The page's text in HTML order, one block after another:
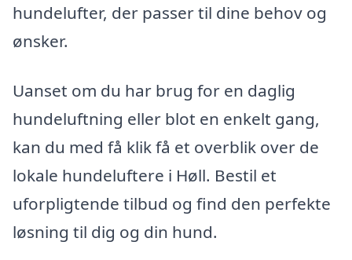
hundelufter, der passer til dine behov og
ønsker.
Uanset om du har brug for en daglig
hundeluftning eller blot en enkelt gang,
kan du med få klik få et overblik over de
lokale hundeluftere i Høll. Bestil et
uforpligtende tilbud og find den perfekte
løsning til dig og din hund.